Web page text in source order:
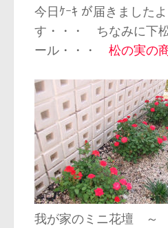
今日ｹｰｷ が届きまし
す・・・ ちなみに下
ール・・・
松の実の
我が家のミニ花壇 ～